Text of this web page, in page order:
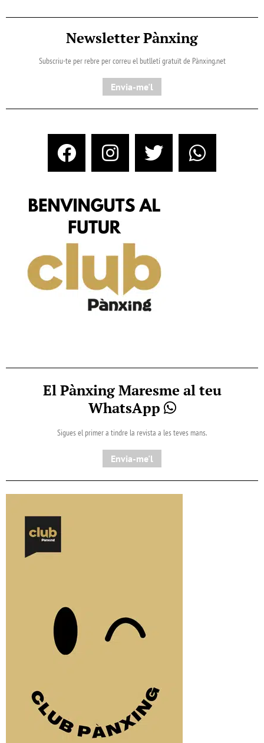
Newsletter Pànxing
Subscriu-te per rebre per correu el butlletí gratuït de Pànxing.net​
Envia-me'l
El Pànxing Maresme al teu
WhatsApp
Sigues el primer a tindre la revista a les teves mans.
Envia-me'l